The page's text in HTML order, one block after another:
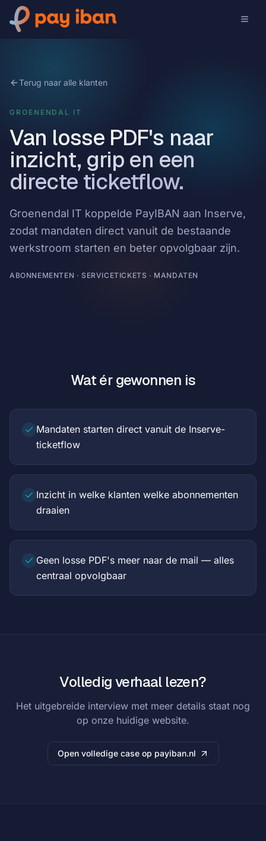
Terug naar alle klanten
GROENENDAL IT
Van losse PDF's naar
inzicht, grip en een
directe ticketflow.
Groenendal IT koppelde PayIBAN aan Inserve,
zodat mandaten direct vanuit de bestaande
werkstroom starten en beter opvolgbaar zijn.
ABONNEMENTEN · SERVICETICKETS · MANDATEN
Wat ér gewonnen is
Mandaten starten direct vanuit de Inserve-
ticketflow
Inzicht in welke klanten welke abonnementen
draaien
Geen losse PDF's meer naar de mail — alles
centraal opvolgbaar
Volledig verhaal lezen?
Het uitgebreide interview met meer details staat nog
op onze huidige website.
Open volledige case op payiban.nl